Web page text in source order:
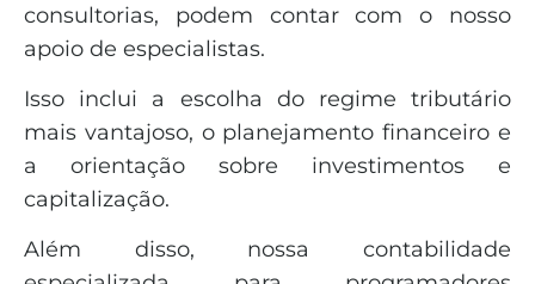
consultorias, podem contar com o nosso
apoio de especialistas.
Isso inclui a escolha do regime tributário
mais vantajoso, o planejamento financeiro e
a orientação sobre investimentos e
capitalização.
Além disso, nossa contabilidade